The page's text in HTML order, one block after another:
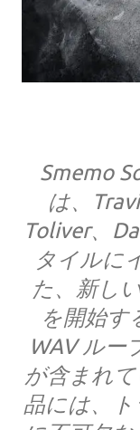
Smemo
は、
Toliver、
タイルに
た、新し
を開始す
WAV ルー
が含まれ
品には、